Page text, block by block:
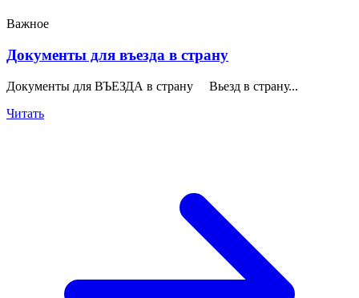
Важное
Документы для въезда в страну
Документы для ВЪЕЗДА в страну Вьезд в страну...
Читать